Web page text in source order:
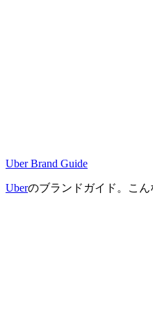
Uber Brand Guide
Uberのブランドガイド。こ